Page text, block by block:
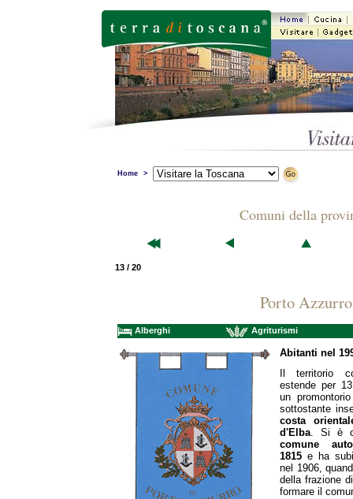
Home >
Comuni della
13 / 20
Porto Azzurro
Alberghi Agriturismi
Abitanti nel
Il territorio
estende per
un
sottostante
costa
d'Elba. Si è
comune
1815 e ha
nel 1906,
della frazione
formare il